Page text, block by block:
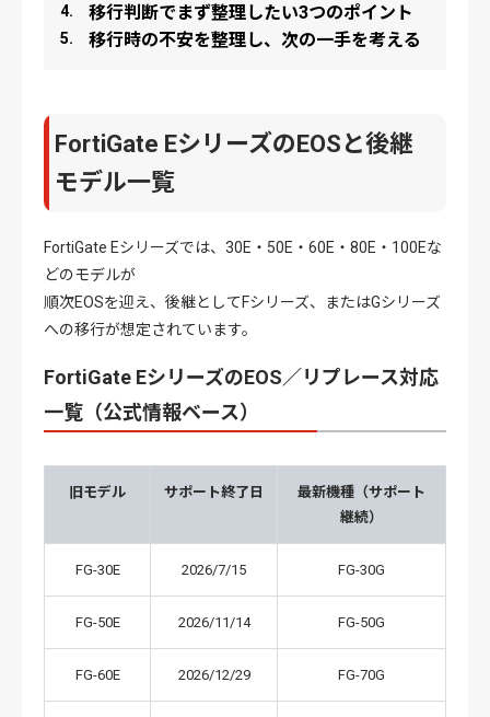
移行判断でまず整理したい3つのポイント
移行時の不安を整理し、次の一手を考える
FortiGate EシリーズのEOSと後継
モデル一覧
FortiGate Eシリーズでは、30E・50E・60E・80E・100Eな
どのモデルが
順次EOSを迎え、後継としてFシリーズ、またはGシリーズ
への移行が想定されています。
FortiGate EシリーズのEOS／リプレース対応
一覧（公式情報ベース）
旧モデル サポート終了日
最新機種（サポート
継続）
FG-30E 2026/7/15 FG-30G
FG-50E 2026/11/14 FG-50G
FG-60E 2026/12/29 FG-70G